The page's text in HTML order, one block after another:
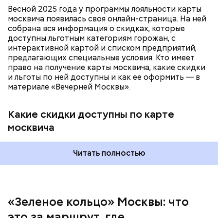
Весной 2025 года у программы лояльности карты
москвича появилась своя онлайн-страница. На ней
собрана вся информация о скидках, которые
доступны льготным категориям горожан, с
интерактивной картой и списком предприятий,
предлагающих специальные условия. Кто имеет
право на получение карты москвича, какие скидки
и льготы по ней доступны и как ее оформить — в
материале «Вечерней Москвы».
Какие скидки доступны по карте
москвича
Читать полностью
«Зеленое кольцо» Москвы: что
— На сегодняшний день уже готово более 50
Тимирязевского парка до Лосиного Острова за
счет проложения велополос на улицах между
подчеркнули в ЦОДД:
Безусловно, самым известным местом из романа
являются Патриаршие пруды — именно там
Подвал Мастера